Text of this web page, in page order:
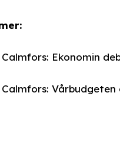
Calmfors: Ekonomin
Calmfors: